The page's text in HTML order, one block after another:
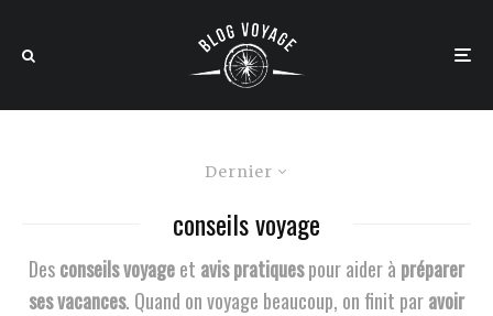
Dernier
conseils voyage
Desconseils voyageet avis pratiquespour aider à préparer
ses vacances. Quand on voyage beaucoup, on finit paravoir